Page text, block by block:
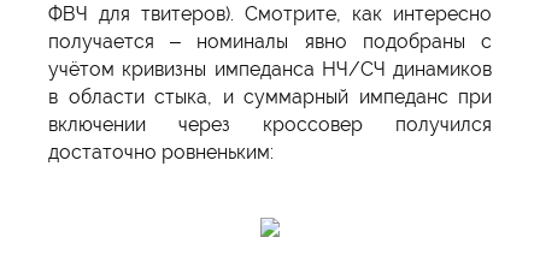
ФВЧ для твитеров). Смотрите, как интересно
получается – номиналы явно подобраны с
учётом кривизны импеданса НЧ/СЧ динамиков
в области стыка, и суммарный импеданс при
включении через кроссовер получился
достаточно ровненьким: